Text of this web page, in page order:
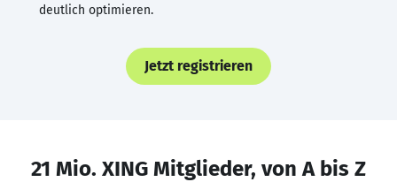
deutlich optimieren.
Jetzt registrieren
21 Mio. XING Mitglieder, von A bis Z